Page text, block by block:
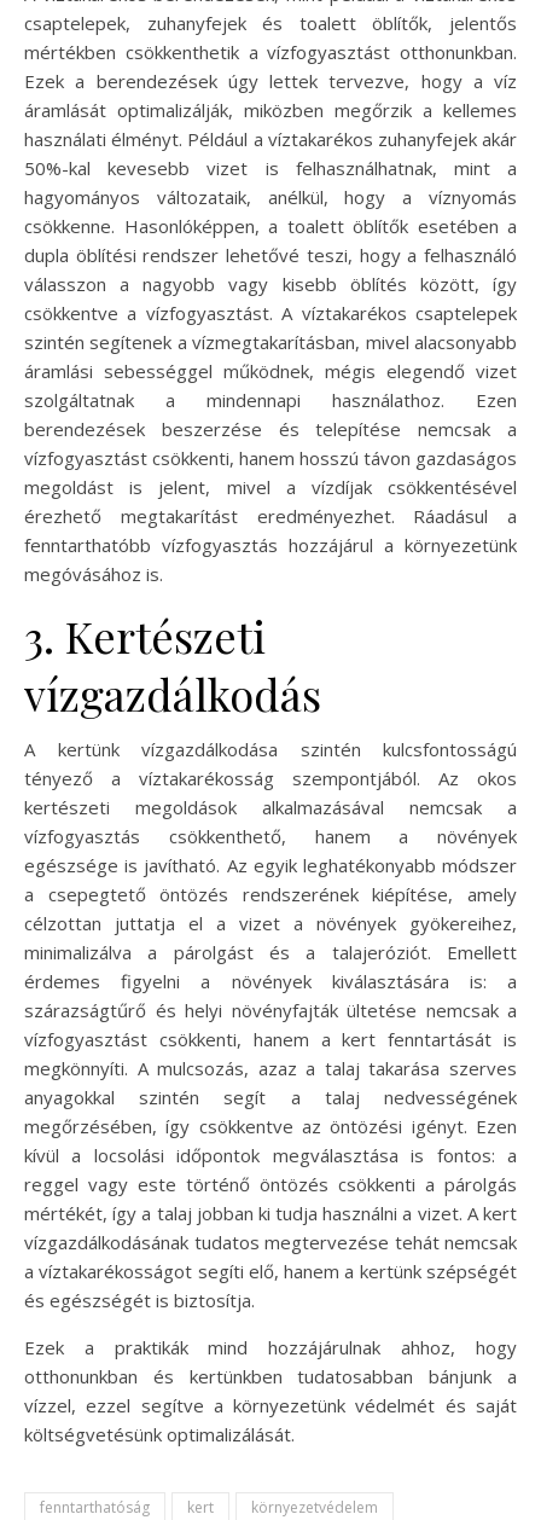
csaptelepek, zuhanyfejek és toalett öblítők, jelentős
mértékben csökkenthetik a vízfogyasztást otthonunkban.
Ezek a berendezések úgy lettek tervezve, hogy a víz
áramlását optimalizálják, miközben megőrzik a kellemes
használati élményt. Például a víztakarékos zuhanyfejek akár
50%-kal kevesebb vizet is felhasználhatnak, mint a
hagyományos változataik, anélkül, hogy a víznyomás
csökkenne. Hasonlóképpen, a toalett öblítők esetében a
dupla öblítési rendszer lehetővé teszi, hogy a felhasználó
válasszon a nagyobb vagy kisebb öblítés között, így
csökkentve a vízfogyasztást. A víztakarékos csaptelepek
szintén segítenek a vízmegtakarításban, mivel alacsonyabb
áramlási sebességgel működnek, mégis elegendő vizet
szolgáltatnak a mindennapi használathoz. Ezen
berendezések beszerzése és telepítése nemcsak a
vízfogyasztást csökkenti, hanem hosszú távon gazdaságos
megoldást is jelent, mivel a vízdíjak csökkentésével
érezhető megtakarítást eredményezhet. Ráadásul a
fenntarthatóbb vízfogyasztás hozzájárul a környezetünk
megóvásához is.
3. Kertészeti
vízgazdálkodás
A kertünk vízgazdálkodása szintén kulcsfontosságú
tényező a víztakarékosság szempontjából. Az okos
kertészeti megoldások alkalmazásával nemcsak a
vízfogyasztás csökkenthető, hanem a növények
egészsége is javítható. Az egyik leghatékonyabb módszer
a csepegtető öntözés rendszerének kiépítése, amely
célzottan juttatja el a vizet a növények gyökereihez,
minimalizálva a párolgást és a talajeróziót. Emellett
érdemes figyelni a növények kiválasztására is: a
szárazságtűrő és helyi növényfajták ültetése nemcsak a
vízfogyasztást csökkenti, hanem a kert fenntartását is
megkönnyíti. A mulcsozás, azaz a talaj takarása szerves
anyagokkal szintén segít a talaj nedvességének
megőrzésében, így csökkentve az öntözési igényt. Ezen
kívül a locsolási időpontok megválasztása is fontos: a
reggel vagy este történő öntözés csökkenti a párolgás
mértékét, így a talaj jobban ki tudja használni a vizet. A kert
vízgazdálkodásának tudatos megtervezése tehát nemcsak
a víztakarékosságot segíti elő, hanem a kertünk szépségét
és egészségét is biztosítja.
Ezek a praktikák mind hozzájárulnak ahhoz, hogy
otthonunkban és kertünkben tudatosabban bánjunk a
vízzel, ezzel segítve a környezetünk védelmét és saját
költségvetésünk optimalizálását.
fenntarthatóság kert
környezetvédelem